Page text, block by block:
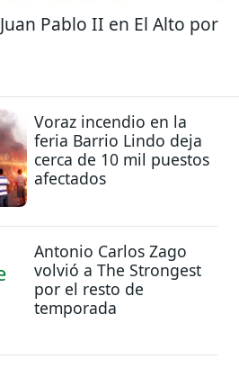
Pablo II en El Alto por
Voraz incendio en la
feria Barrio Lindo deja
cerca de 10 mil puestos
afectados
Antonio Carlos Zago
volvió a The Strongest
por el resto de
temporada